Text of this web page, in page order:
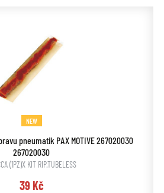
pneumatik PAX MOTIVE 267020030
267020030
(1PZ)X KIT RIP.TUBELESS
NEW
39 Kč